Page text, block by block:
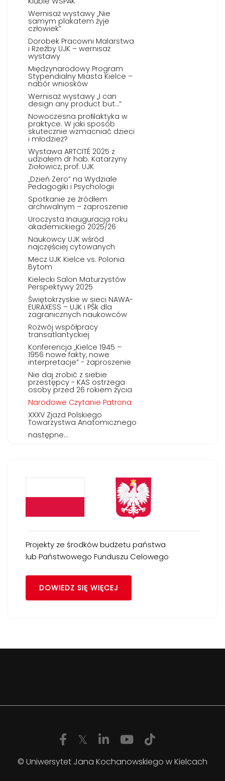
Wernisaż wystawy „Nie
samym plakatem żyje
człowiek”
Dorobek Pracowni Malarstwa
i Rzeźby UJK – wernisaż
wystawy
Międzynarodowy Program
Stypendialny Miasta Kielce –
nabór wniosków
Wernisaż wystawy „I can
design any product but…”
Nowoczesna proﬁlaktyka w
praktyce. W jaki sposób
skutecznie wzmacniać dzieci
i młodzież?
Wystawa ARTCITÉ 2025 z
udziałem dr hab. Katarzyny
Ziołowicz, prof. UJK
„Dzień Zero” na Wydziale
Pedagogiki i Psychologii
Spotkanie ze źródłem
archiwalnym – zaproszenie
Uroczysta Inauguracja roku
akademickiego 2025/26
Naukowcy UJK wśród
najczęściej cytowanych
Mecz UJK Kielce vs. Polonia
Bytom
Kielecki Salon Maturzystów
Perspektywy 2025
Świętokrzyskie w sieci NAWA-
EURAXESS – UJK i PŚk dla
zagranicznych naukowców
Rozwój współpracy
transatlantyckiej
Konferencja „Kielce 1945 –
1956 nowe fakty, nowe
interpretacje” - zaproszenie
Nie daj zrobić z siebie
przestępcy - KAS ostrzega
osoby przed 26 rokiem życia
Narodowe Czytanie Patrona
XXXV Zjazd Polskiego
Towarzystwa Anatomicznego
następne...
Projekty ze środków budżetu państwa
lub Państwowego Funduszu Celowego
DOWIEDZ SIĘ WIĘCEJ
© Uniwersytet Jana Kochanowskiego w Kielcach